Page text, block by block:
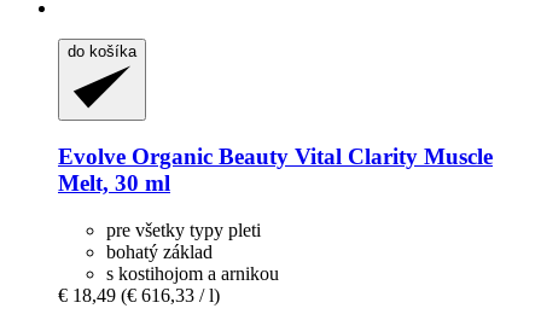
do košíka
Evolve Organic Beauty Vital Clarity Muscle
Melt, 30 ml
pre všetky typy pleti
bohatý základ
s kostihojom a arnikou
€ 18,49 (€ 616,33 / l)